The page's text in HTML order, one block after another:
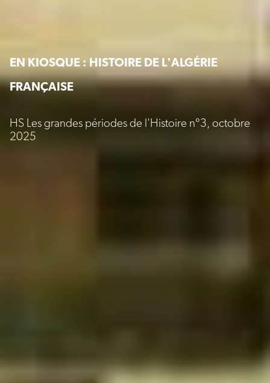
EN KIOSQUE : HISTOIRE DE L'ALGÉRIE
FRANÇAISE
HS Les grandes périodes de l'Histoire n°3, octobre
2025